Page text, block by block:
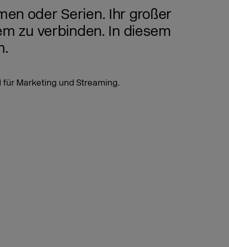
oder Serien. Ihr großer
zu verbinden. In diesem